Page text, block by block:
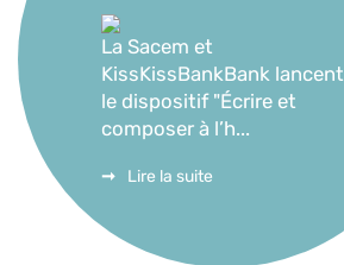
La Sacem et
KissKissBankBank lancent
le dispositif "Écrire et
composer à l’h...
Lire la suite